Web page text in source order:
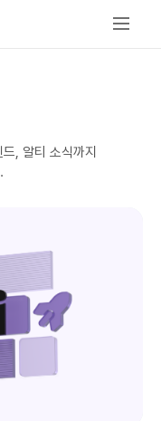
, 알티 소식까지